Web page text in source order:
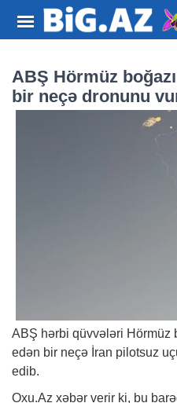
ABŞ Hörmüz boğazı
bir neçə dronunu
ABŞ hərbi qüvvələri Hörmüz
edən bir neçə İran pilotsuz
edib.
Oxu.Az xəbər verir ki, bu